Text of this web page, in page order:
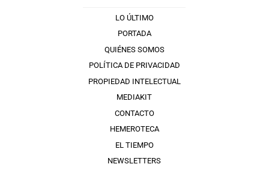
LO ÚLTIMO
PORTADA
QUIÉNES SOMOS
POLÍTICA DE PRIVACIDAD
PROPIEDAD INTELECTUAL
MEDIAKIT
CONTACTO
HEMEROTECA
EL TIEMPO
NEWSLETTERS